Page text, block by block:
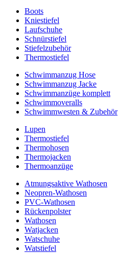
Boots
Kniestiefel
Laufschuhe
Schnürstiefel
Stiefelzubehör
Thermostiefel
Schwimmanzug Hose
Schwimmanzug Jacke
Schwimmanzüge komplett
Schwimmoveralls
Schwimmwesten & Zubehör
Lupen
Thermostiefel
Thermohosen
Thermojacken
Thermoanzüge
Atmungsaktive Wathosen
Neopren-Wathosen
PVC-Wathosen
Rückenpolster
Wathosen
Watjacken
Watschuhe
Watstiefel